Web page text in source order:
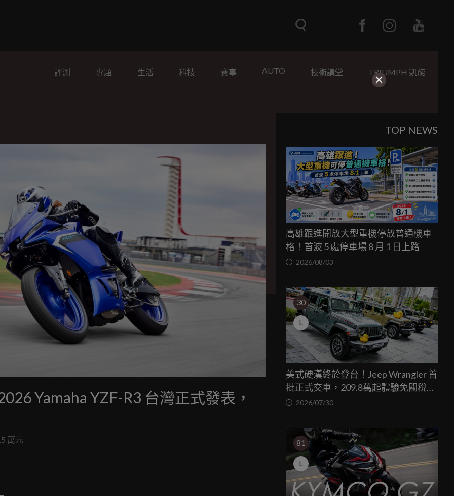
評測 專題 生活 科技 賽事 AUTO 技術講堂 TRIUMPH 凱旋
Yamaha YZF-R3 台灣正式發表，
萬元
TOP NEWS
高雄跟進開放大型重機停放普通機車
格！首波 5 處停車場 8 月 1 日上路
2026/08/03
30
L
美式硬漢終於登台！Jeep Wrangler 首
批正式交車，209.8萬起體驗免關稅越
野魅力
2026/07/30
81
L